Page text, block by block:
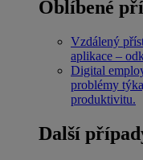
Oblíbené
Vzdálený
aplikace –
Digital
problémy
produktivitu.
Další